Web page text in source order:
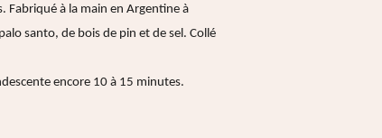
Fabriqué à la main en Argentine à
santo, de bois de pin et de sel. Collé
encore 10 à 15 minutes.